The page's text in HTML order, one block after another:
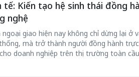
tế: Kiến tạo hệ sinh thái đồng
nghệ
giao hiện nay không chỉ dừng lại ở
mà trở thành người đồng hành
doanh nghiệp trên thị trường toàn